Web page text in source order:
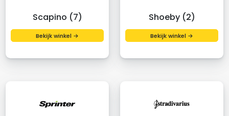
Scapino (7)
Bekijk winkel →
Shoeby (2)
Bekijk winkel →